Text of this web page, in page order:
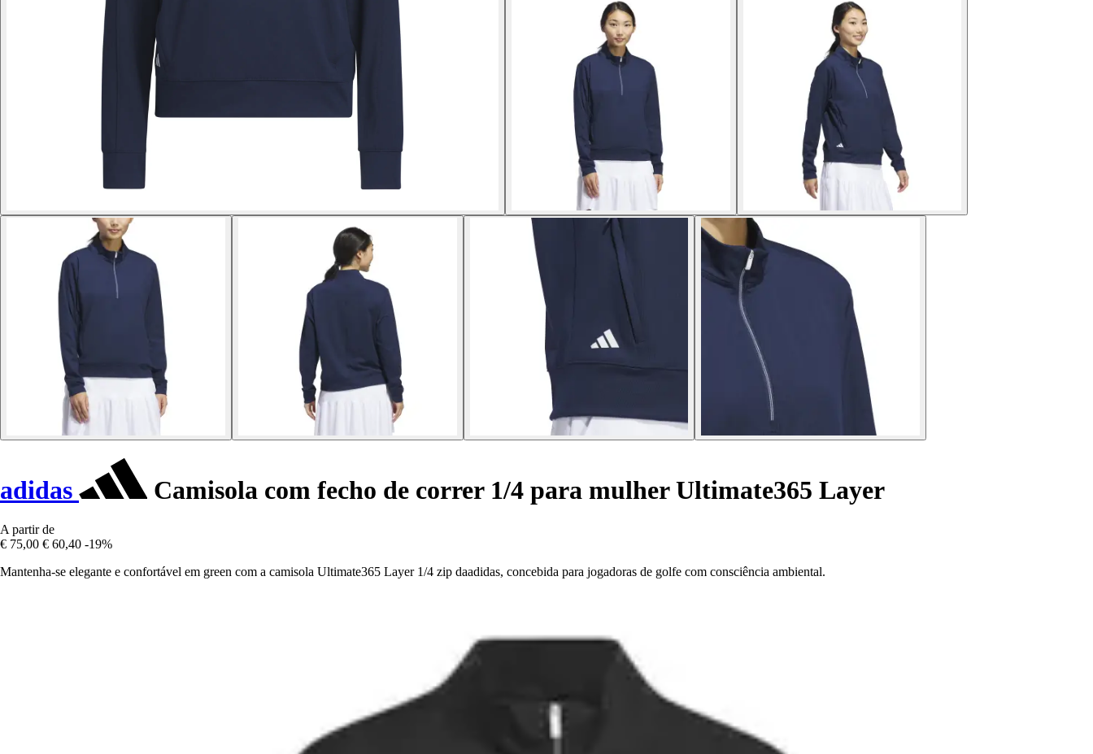
adidas Camisola com fecho de correr 1/4 para mulher Ultimate365 Layer
A partir de
€ 75,00 € 60,40 -19%
Mantenha-se elegante e confortável em green com a camisola Ultimate365 Layer 1/4 zip daadidas, concebida para jogadoras de golfe com consciência ambiental.